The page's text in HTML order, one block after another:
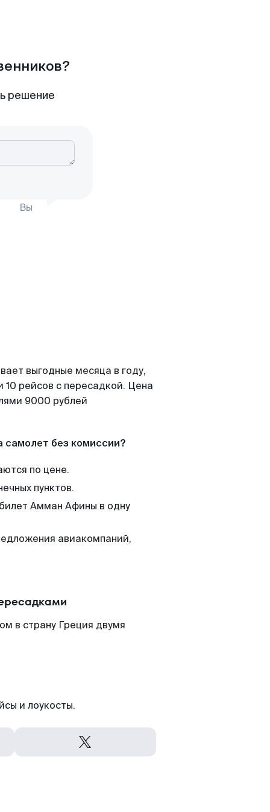
решение
Вы
выгодные месяца в году,
рейсов с пересадкой. Цена
9000 рублей
самолет без комиссии?
по цене.
пунктов.
Амман Афины в одну
авиакомпаний,
в страну Греция двумя
и лоукосты.